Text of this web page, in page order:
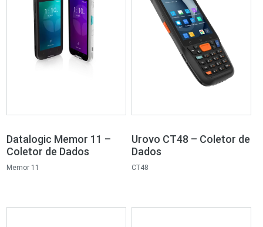
Datalogic Memor 11 –
Coletor de Dados
Memor 11
Urovo CT48 – Coletor de
Dados
CT48